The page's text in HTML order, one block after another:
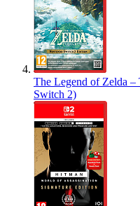
The Legend of Zelda
Switch 2)